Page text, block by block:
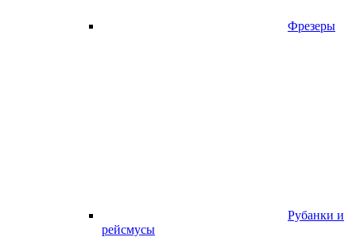
Фрезеры
Рубанки и
рейсмусы